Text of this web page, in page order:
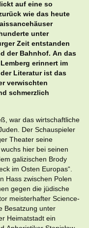
auf eine so
wie das heute
unter
Zeit entstanden
der Bahnhof. An das
erinnert im
Literatur ist das
verwischten
schmerzlich
war das wirtschaftliche
Der Schauspieler
Theater seine
hier bei seinen
galizischen Brody
im Osten Europas“.
Hass zwischen Polen
gegen die jüdische
meisterhafter Science-
Besatzung unter
Heimatstadt ein